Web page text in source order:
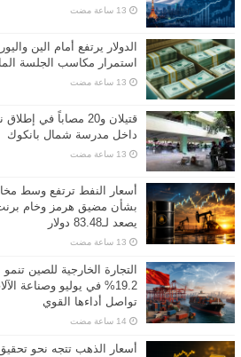
الدولار يرتفع أمام الين
استمرار مكاسب الجلسة
قتيلان و20 مصاباً في إطلاق
داخل مدرسة شمال بانكوك
أسعار النفط ترتفع وسط
بشأن مضيق هرمز وخام
يصعد لـ83.48 دولار
التجارة الخارجية للصين تنمو
19.2% في يوليو وصناعة
تواصل أداءها القوي
أسعار الذهب تتجه نحو